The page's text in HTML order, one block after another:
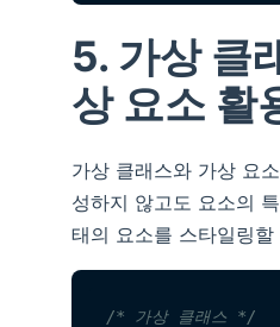
5. 가상 클
상 요소 활
가상 클래스와 가상 요
성하지 않고도 요소의
태의 요소를 스타일링
/* 가상 클래스 */